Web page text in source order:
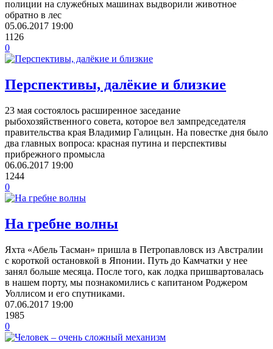
полиции на служебных машинах выдворили животное
обратно в лес
05.06.2017 19:00
1126
0
Перспективы, далёкие и близкие
23 мая состоялось расширенное заседание
рыбохозяйственного совета, которое вел зампредседателя
правительства края Владимир Галицын. На повестке дня было
два главных вопроса: красная путина и перспективы
прибрежного промысла
06.06.2017 19:00
1244
0
На гребне волны
Яхта «Абель Тасман» пришла в Петропавловск из Австралии
с короткой остановкой в Японии. Путь до Камчатки у нее
занял больше месяца. После того, как лодка пришвартовалась
в нашем порту, мы познакомились с капитаном Роджером
Уоллисом и его спутниками.
07.06.2017 19:00
1985
0